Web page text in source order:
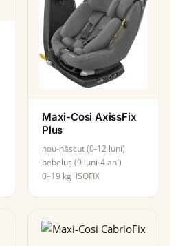
Maxi-Cosi AxissFix
Plus
nou-născut (0-12 luni),
bebeluș (9 luni-4 ani)
0–19 kg ISOFIX